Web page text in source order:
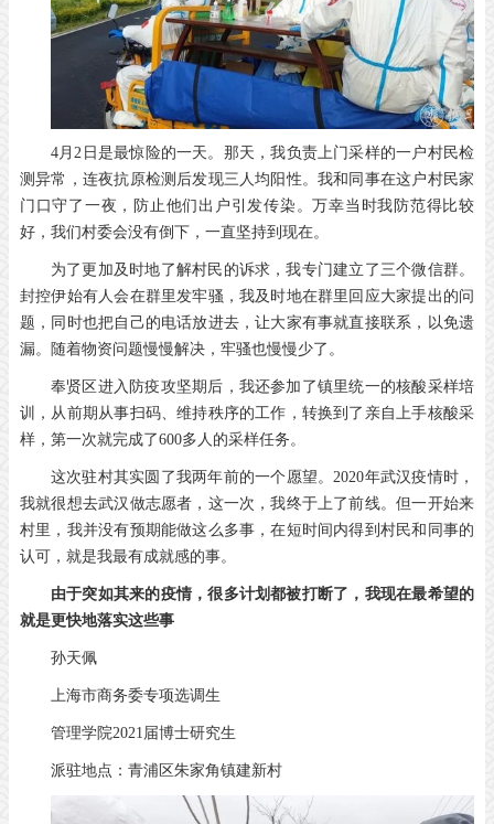
4月2日是最惊险的一天。那天，我负责上门采样的一户村民检
测异常，连夜抗原检测后发现三人均阳性。我和同事在这户村民家
门口守了一夜，防止他们出户引发传染。万幸当时我防范得比较
好，我们村委会没有倒下，一直坚持到现在。
为了更加及时地了解村民的诉求，我专门建立了三个微信群。
封控伊始有人会在群里发牢骚，我及时地在群里回应大家提出的问
题，同时也把自己的电话放进去，让大家有事就直接联系，以免遗
漏。随着物资问题慢慢解决，牢骚也慢慢少了。
奉贤区进入防疫攻坚期后，我还参加了镇里统一的核酸采样培
训，从前期从事扫码、维持秩序的工作，转换到了亲自上手核酸采
样，第一次就完成了600多人的采样任务。
这次驻村其实圆了我两年前的一个愿望。2020年武汉疫情时，
我就很想去武汉做志愿者，这一次，我终于上了前线。但一开始来
村里，我并没有预期能做这么多事，在短时间内得到村民和同事的
认可，就是我最有成就感的事。
由于突如其来的疫情，很多计划都被打断了，我现在最希望的
就是更快地落实这些事
孙天佩
上海市商务委专项选调生
管理学院2021届博士研究生
派驻地点：青浦区朱家角镇建新村